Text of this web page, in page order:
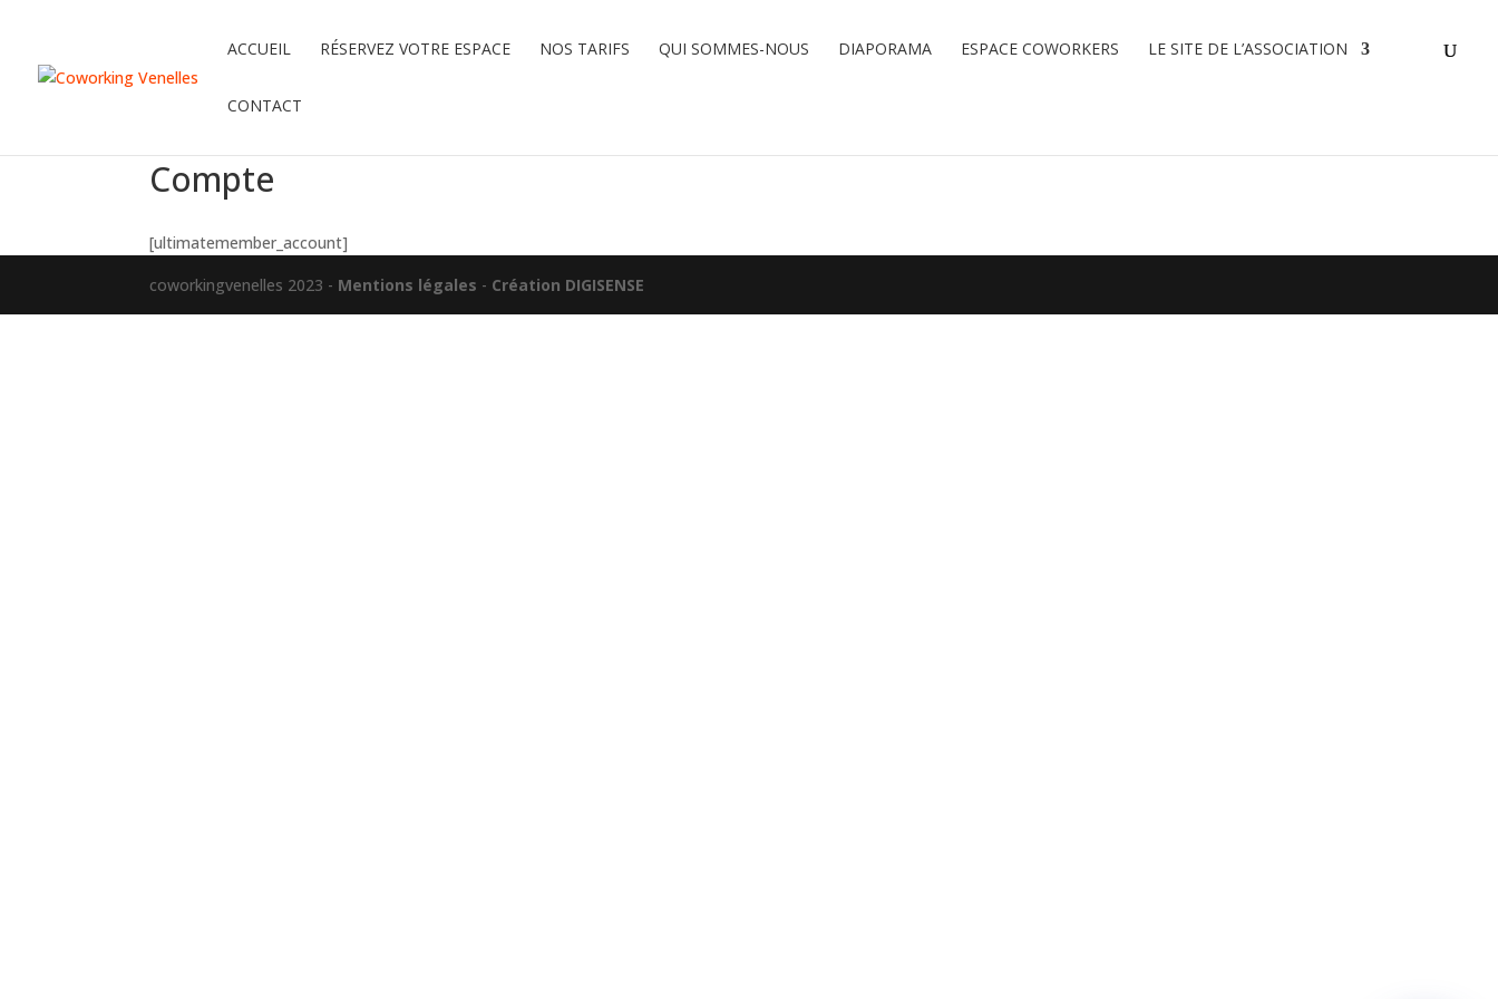
ACCUEIL RÉSERVEZ VOTRE ESPACE NOS TARIFS QUI SOMMES-NOUS DIAPORAMA ESPACE COWORKERS LE SITE DE L’ASSOCIATION
CONTACT
Compte
[ultimatemember_account]
coworkingvenelles 2023 - Mentions légales - Création DIGISENSE